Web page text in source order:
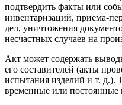
подтвердить факты или
инвентаризаций, приема-
дел, уничтожения
несчастных случаев на
Акт может содержать
его составителей (акты
испытания изделий и т. д.).
временные или постоянные